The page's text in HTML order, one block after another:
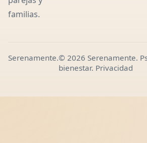
familias.
Serenamente.© 2026 Serenamente.
bienestar. Privacidad